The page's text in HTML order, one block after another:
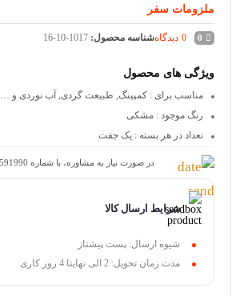
ملزومات سفر
0
0 دیدگاهشناسه محصول: 16-10-1017
ویژگی های محصول
مناسب برای : کمپینگ, طبیعت گردی, آب نوردی و …
رنگ موجود : مشکی
تعداد در هر بسته : یک جفت
در صورت نیاز به مشاوره، با شماره 09001591990 تماس بگیرید
شرایط ارسال کالا
شیوه ارسال: پست پیشتاز
مدت زمان تحویل: 2 الی نهایتا 4 روز کاری